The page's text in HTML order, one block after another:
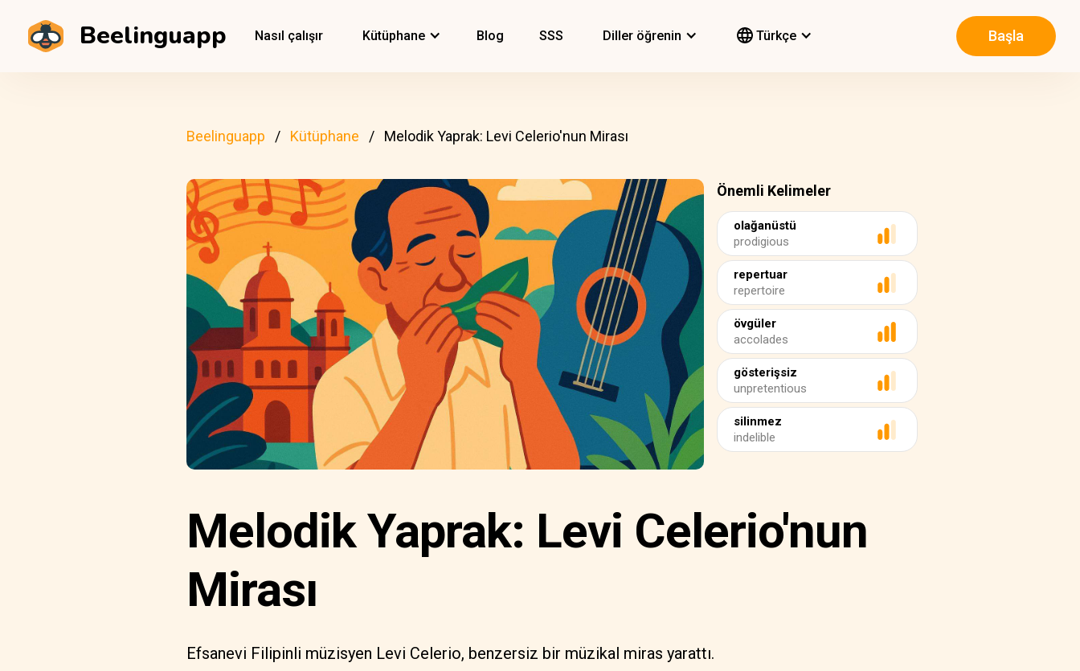
Beelinguapp Nasıl çalışır Kütüphane Blog SSS Diller öğrenin Türkçe Başla
Beelinguapp Kütüphane Melodik Yaprak: Levi Celerio'nun Mirası
Önemli Kelimeler
olağanüstü
prodigious
repertuar
repertoire
övgüler
accolades
gösterişsiz
unpretentious
silinmez
indelible
Melodik Yaprak: Levi Celerio'nun
Mirası
Efsanevi Filipinli müzisyen Levi Celerio, benzersiz bir müzikal miras yarattı.